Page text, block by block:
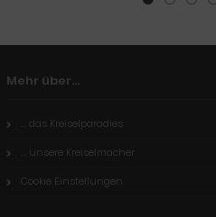
Mehr über...
... das Kreiselparadies
... unsere Kreiselmacher
Cookie Einstellungen